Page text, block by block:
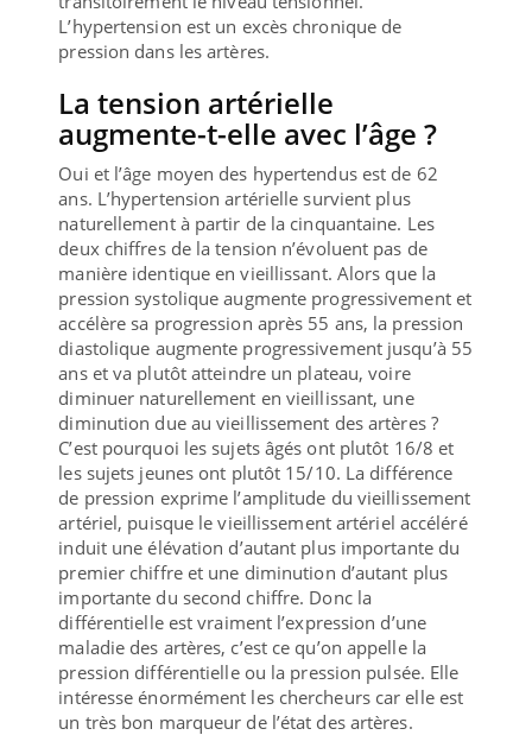
L’hypertension est un excès chronique de
pression dans les artères.
La tension artérielle
augmente-t-elle avec l’âge ?
Oui et l’âge moyen des hypertendus est de 62
ans. L’hypertension artérielle survient plus
naturellement à partir de la cinquantaine. Les
deux chiffres de la tension n’évoluent pas de
manière identique en vieillissant. Alors que la
pression systolique augmente progressivement et
accélère sa progression après 55 ans, la pression
diastolique augmente progressivement jusqu’à 55
ans et va plutôt atteindre un plateau, voire
diminuer naturellement en vieillissant, une
diminution due au vieillissement des artères ?
C’est pourquoi les sujets âgés ont plutôt 16/8 et
les sujets jeunes ont plutôt 15/10. La différence
de pression exprime l’amplitude du vieillissement
artériel, puisque le vieillissement artériel accéléré
induit une élévation d’autant plus importante du
premier chiffre et une diminution d’autant plus
importante du second chiffre. Donc la
différentielle est vraiment l’expression d’une
maladie des artères, c’est ce qu’on appelle la
pression différentielle ou la pression pulsée. Elle
intéresse énormément les chercheurs car elle est
un très bon marqueur de l’état des artères.